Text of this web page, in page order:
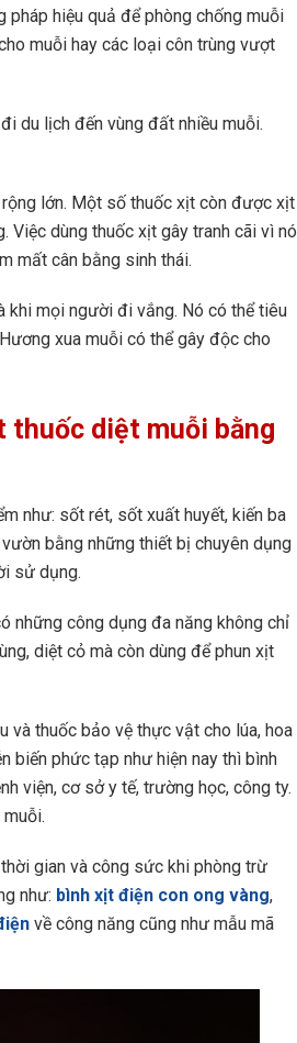
pháp hiệu quả để phòng chống muỗi
muỗi hay các loại côn trùng vượt
du lịch đến vùng đất nhiều muỗi.
lớn. Một số thuốc xịt còn được xịt
Việc dùng thuốc xịt gây tranh cãi vì nó
mất cân bằng sinh thái.
khi mọi người đi vắng. Nó có thể tiêu
xua muỗi có thể gây độc cho
thuốc diệt muỗi bằng
như: sốt rét, sốt xuất huyết, kiến ba
bằng những thiết bị chuyên dụng
sử dụng.
những công dụng đa năng không chỉ
diệt cỏ mà còn dùng để phun xịt
và thuốc bảo vệ thực vật cho lúa, hoa
biến phức tạp như hiện nay thì bình
viện, cơ sở y tế, trường học, công ty.
gian và công sức khi phòng trừ
như: bình xịt điện con ong vàng,
về công năng cũng như mẫu mã